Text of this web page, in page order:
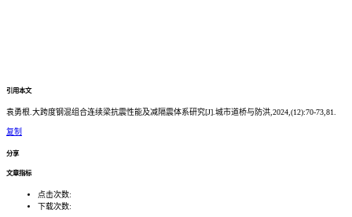
引用本文
袁勇根.大跨度钢混组合连续梁抗震性能及减隔震体系研究[J].城市道桥与防洪,2024,(12):70-73,81.
复制
分享
文章指标
点击次数:
下载次数: